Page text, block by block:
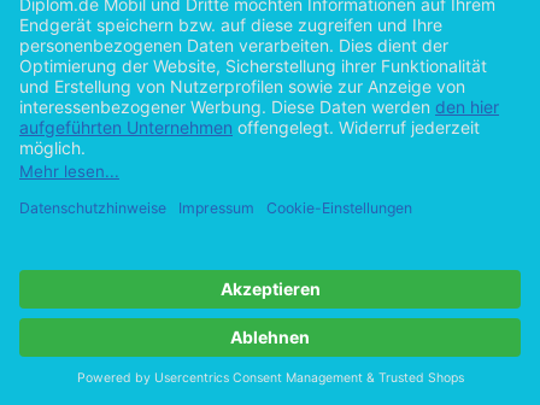
Impressum
Datenschutz
AGB
Vertrag widerrufen
Zur Desktop-Version
Copyright ©Imprint in der Bedey & Thoms Media GmbH
byOpen Publishing